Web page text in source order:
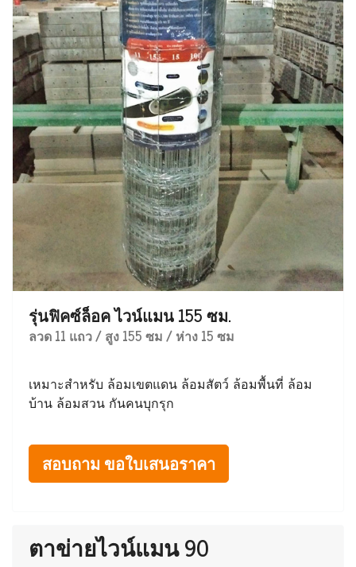
รุ่นฟิคซ์ล็อค ไวน์แมน 155 ซม.
ลวด 11 แถว / สูง 155 ซม / ห่าง 15 ซม
เหมาะสำหรับ ล้อมเขตแดน ล้อมสัตว์ ล้อมพื้นที่ ล้อม
บ้าน ล้อมสวน กันคนบุกรุก
สอบถาม ขอใบเสนอราคา
ตาข่ายไวน์แมน 90